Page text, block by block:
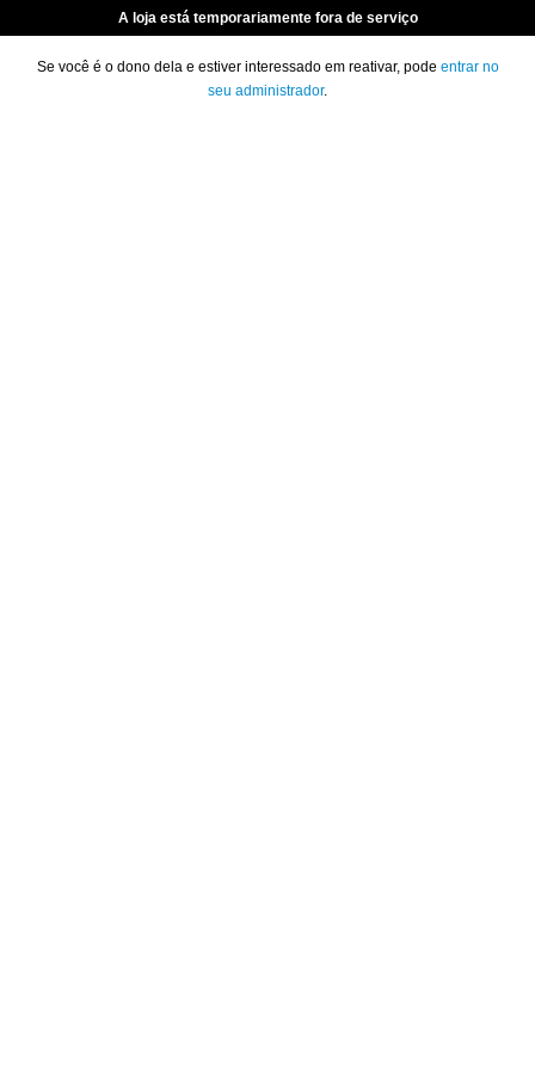
A loja está temporariamente fora de serviço
Se você é o dono dela e estiver interessado em reativar, pode entrar no
seu administrador.